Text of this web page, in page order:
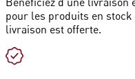
pour les produits en
livraison est offerte.